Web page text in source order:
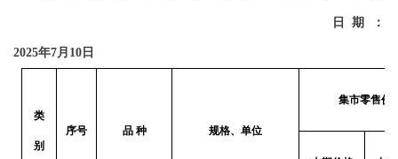
日期：
2025年7月 10 日
类
别
序号 品 种 规格、单位
集市零售价